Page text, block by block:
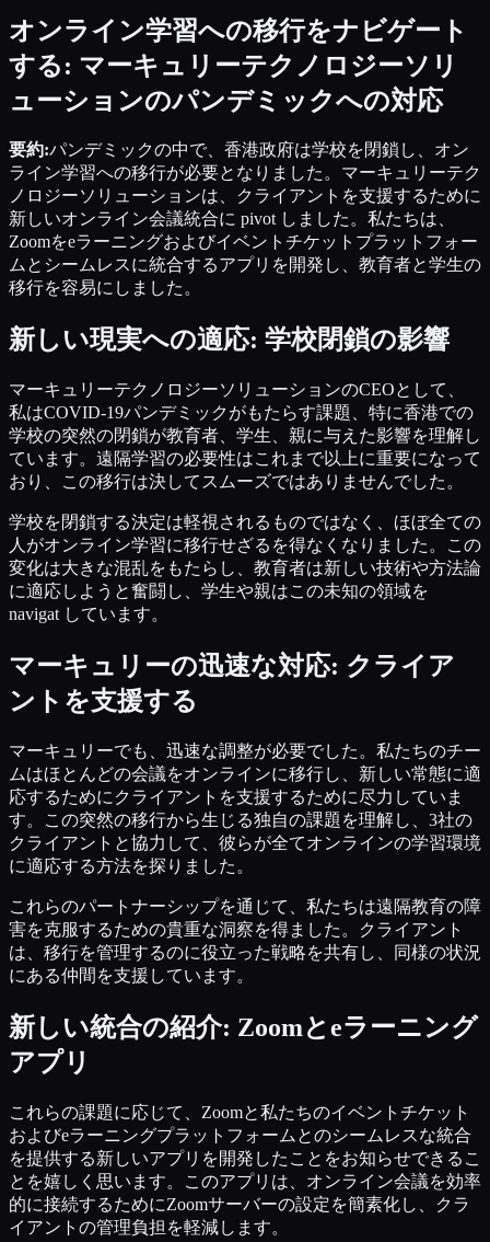
オンライン学習への移行をナビゲート
する: マーキュリーテクノロジーソリ
ューションのパンデミックへの対応
要約:パンデミックの中で、香港政府は学校を閉鎖し、オン
ライン学習への移行が必要となりました。マーキュリーテク
ノロジーソリューションは、クライアントを支援するために
新しいオンライン会議統合に pivot しました。私たちは、
Zoomをeラーニングおよびイベントチケットプラットフォー
ムとシームレスに統合するアプリを開発し、教育者と学生の
移行を容易にしました。
新しい現実への適応: 学校閉鎖の影響
マーキュリーテクノロジーソリューションのCEOとして、
私はCOVID-19パンデミックがもたらす課題、特に香港での
学校の突然の閉鎖が教育者、学生、親に与えた影響を理解し
ています。遠隔学習の必要性はこれまで以上に重要になって
おり、この移行は決してスムーズではありませんでした。
学校を閉鎖する決定は軽視されるものではなく、ほぼ全ての
人がオンライン学習に移行せざるを得なくなりました。この
変化は大きな混乱をもたらし、教育者は新しい技術や方法論
に適応しようと奮闘し、学生や親はこの未知の領域を
navigat しています。
マーキュリーの迅速な対応: クライア
ントを支援する
マーキュリーでも、迅速な調整が必要でした。私たちのチー
ムはほとんどの会議をオンラインに移行し、新しい常態に適
応するためにクライアントを支援するために尽力していま
す。この突然の移行から生じる独自の課題を理解し、3社の
クライアントと協力して、彼らが全てオンラインの学習環境
に適応する方法を探りました。
これらのパートナーシップを通じて、私たちは遠隔教育の障
害を克服するための貴重な洞察を得ました。クライアント
は、移行を管理するのに役立った戦略を共有し、同様の状況
にある仲間を支援しています。
新しい統合の紹介: Zoomとeラーニング
アプリ
これらの課題に応じて、Zoomと私たちのイベントチケット
およびeラーニングプラットフォームとのシームレスな統合
を提供する新しいアプリを開発したことをお知らせできるこ
とを嬉しく思います。このアプリは、オンライン会議を効率
的に接続するためにZoomサーバーの設定を簡素化し、クラ
イアントの管理負担を軽減します。